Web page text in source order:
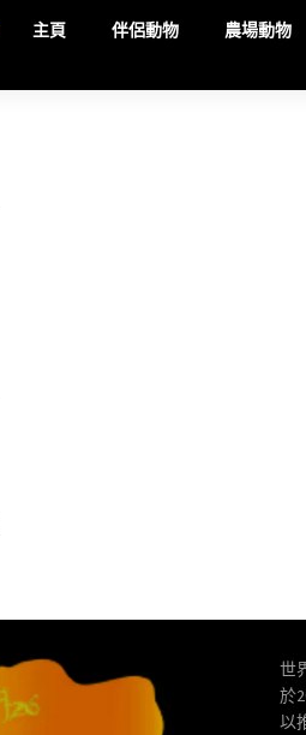
主頁 伴侶動物 農場動物
世
於
以